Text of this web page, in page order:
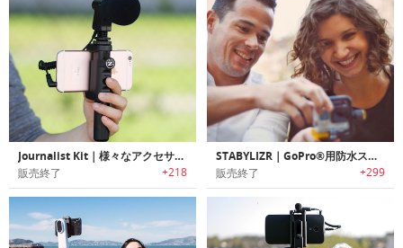
Journalist Kit｜様々なアクセサリーをマウント可能なスマホ用ユニバーサル三脚/ハンドグリップ「ジャーナリストキット」
販売終了 +218
STABYLIZR｜GoPro®用防水スタビライザー「ステイブライザー」
販売終了 +299